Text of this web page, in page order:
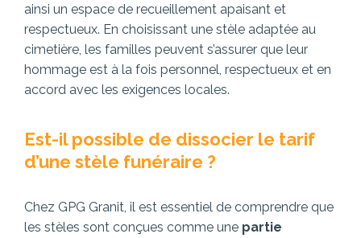
ainsi un espace de recueillement apaisant et
respectueux. En choisissant une stèle adaptée au
cimetière, les familles peuvent s’assurer que leur
hommage est à la fois personnel, respectueux et en
accord avec les exigences locales.
Est-il possible de dissocier le tarif
d’une stèle funéraire ?
Chez GPG Granit, il est essentiel de comprendre que
les stèles sont conçues comme une partie